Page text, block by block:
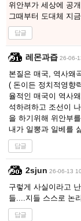
위안부가 세상에 공
그때부터 도대체 지
답글
레몬과즙 26-06-
본질은 매국, 역사왜
( 돈이든 정치적영향
율적인 매국이 역사
석하려하고 조선이
을 하기위해 위안부
내가 일뽕과 일베를
답글
2sjun 26-06-13
구렇게 사실이라고
들....지들 스스로 논
답글